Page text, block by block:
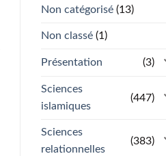
Non catégorisé(13)
Non classé(1)
Présentation (3)
Sciences
islamiques
(447)
Sciences
relationnelles
(383)